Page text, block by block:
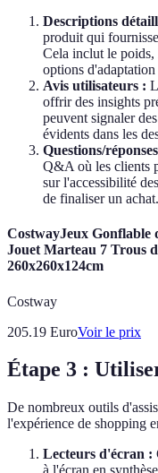
Descriptions
produit qui
Cela inclut le poids,
options d'adaptation
Avis utilisateurs :
offrir des insights
peuvent signaler
évidents dans les
Questions/
Q&A où les clients
sur l'accessibilité
de finaliser un achat.
CostwayJeux Gonflable
Jouet Marteau 7 Trous
260x260x124cm
Costway
205.19 EuroVoir le prix
Étape 3 :
De nombreux outils
l'expérience de shopping
Lecteurs d'écran :